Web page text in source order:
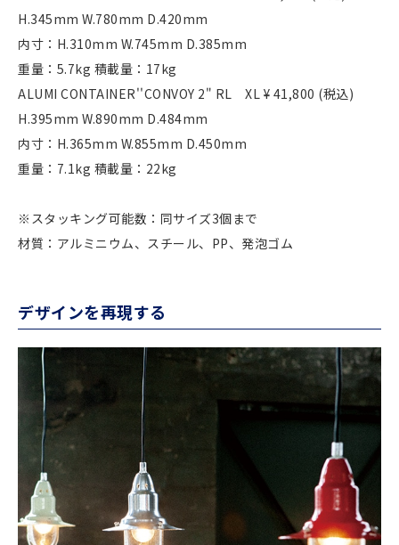
H.345mm W.780mm D.420mm
内寸：H.310mm W.745mm D.385mm
重量：5.7kg 積載量：17kg
ALUMI CONTAINER''CONVOY 2" RL XL ¥ 41,800 (税込)
H.395mm W.890mm D.484mm
内寸：H.365mm W.855mm D.450mm
重量：7.1kg 積載量：22kg
※スタッキング可能数：同サイズ3個まで
材質：アルミニウム、スチール、PP、発泡ゴム
デザインを再現する